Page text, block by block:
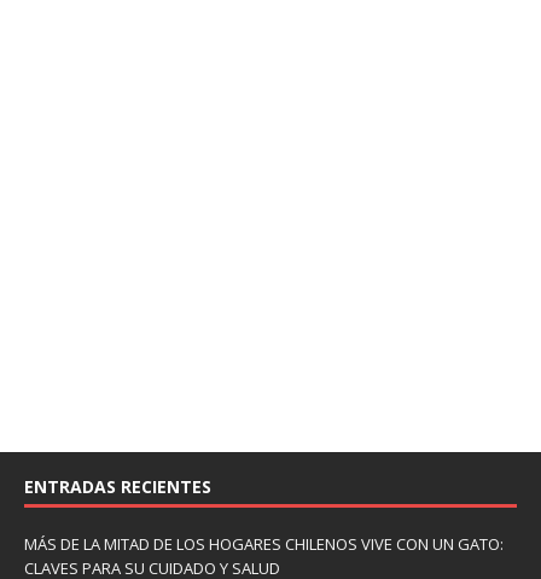
ENTRADAS RECIENTES
MÁS DE LA MITAD DE LOS HOGARES CHILENOS VIVE CON UN GATO:
CLAVES PARA SU CUIDADO Y SALUD